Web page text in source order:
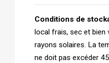
Conditions de
local frais, sec et bien
rayons solaires. La
ne doit pas excéder